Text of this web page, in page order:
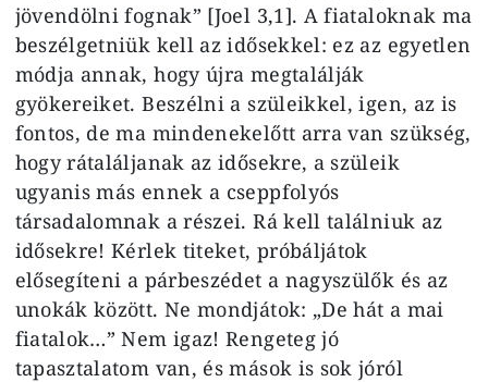
jövendölni fognak” [Joel 3,1]. A fiataloknak ma
beszélgetniük kell az idősekkel: ez az egyetlen
módja annak, hogy újra megtalálják
gyökereiket. Beszélni a szüleikkel, igen, az is
fontos, de ma mindenekelőtt arra van szükség,
hogy rátaláljanak az idősekre, a szüleik
ugyanis más ennek a cseppfolyós
társadalomnak a részei. Rá kell találniuk az
idősekre! Kérlek titeket, próbáljátok
elősegíteni a párbeszédet a nagyszülők és az
unokák között. Ne mondjátok: „De hát a mai
fiatalok…” Nem igaz! Rengeteg jó
tapasztalatom van, és mások is sok jóról